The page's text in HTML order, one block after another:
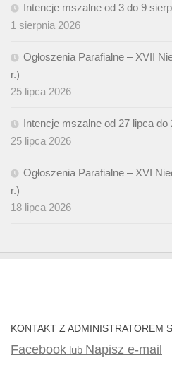
Intencje mszalne od 3 do 9
1 sierpnia 2026
Ogłoszenia Parafialne – XVII
r.)
25 lipca 2026
Intencje mszalne od 27 lipca do
25 lipca 2026
Ogłoszenia Parafialne – XVI
r.)
18 lipca 2026
KONTAKT Z ADMINISTRATOREM
Facebook lub Napisz e-mail